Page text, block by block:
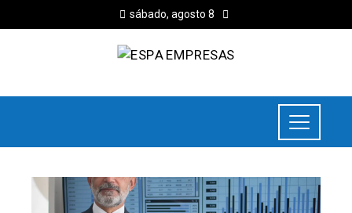
sábado, agosto 8